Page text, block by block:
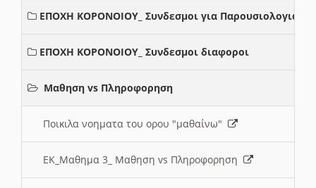
ΕΠΟΧΗ ΚΟΡΟΝΟΙΟΥ_ Συνδεσμοι για Παρουσιολογια
ΕΠΟΧΗ ΚΟΡΟΝΟΙΟΥ_ Συνδεσμοι διαφοροι
Μαθηση vs Πληροφορηση
Ποικιλα νοηματα του ορου "μαθαίνω"
ΕΚ_Μαθημα 3_ Μαθηση vs Πληροφορηση